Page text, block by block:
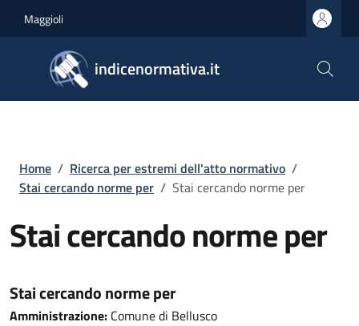
Maggioli
indicenormativa.it
Briciole di pane
Home / Ricerca per estremi dell'atto normativo /
Stai cercando norme per / Stai cercando norme per
Stai cercando norme per
Stai cercando norme per
Amministrazione: Comune di Bellusco